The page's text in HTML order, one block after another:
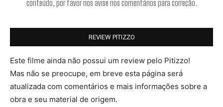
conteúdo, por favor nos avise nos comentários para correção.
REVIEW PITIZZO
Este filme ainda não possui um review pelo Pitizzo!
Mas não se preocupe, em breve esta página será
atualizada com comentários e mais informações sobre a
obra e seu material de origem.